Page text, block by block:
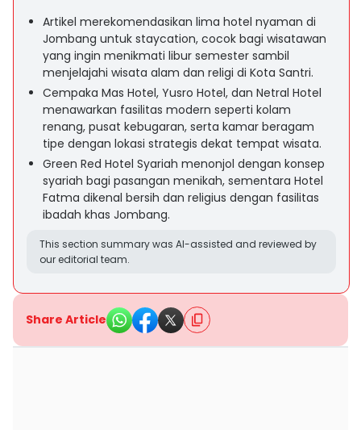
Artikel merekomendasikan lima hotel nyaman di
Jombang untuk staycation, cocok bagi wisatawan
yang ingin menikmati libur semester sambil
menjelajahi wisata alam dan religi di Kota Santri.
Cempaka Mas Hotel, Yusro Hotel, dan Netral Hotel
menawarkan fasilitas modern seperti kolam
renang, pusat kebugaran, serta kamar beragam
tipe dengan lokasi strategis dekat tempat wisata.
Green Red Hotel Syariah menonjol dengan konsep
syariah bagi pasangan menikah, sementara Hotel
Fatma dikenal bersih dan religius dengan fasilitas
ibadah khas Jombang.
This section summary was AI-assisted and reviewed by
our editorial team.
Share Article